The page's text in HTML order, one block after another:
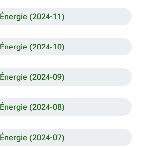
Énergie (2024-11)
Énergie (2024-10)
Énergie (2024-09)
Énergie (2024-08)
Énergie (2024-07)